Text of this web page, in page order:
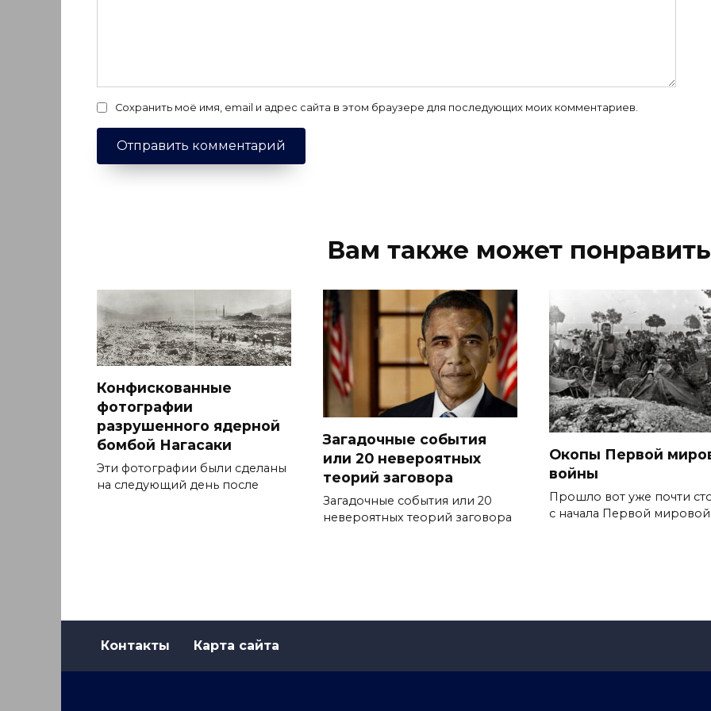
Сохранить моё имя, email и адрес сайта в этом браузере для последующих моих комментариев.
Вам также может
Конфискованные
фотографии
разрушенного ядерной
бомбой Нагасаки
Эти фотографии были сделаны
на следующий день после
Загадочные события
или 20 невероятных
теорий заговора
Загадочные события или 20
невероятных теорий заговора
Окопы Первой
войны
Прошло вот уже почти
с начала Первой мировой
Контакты Карта сайта